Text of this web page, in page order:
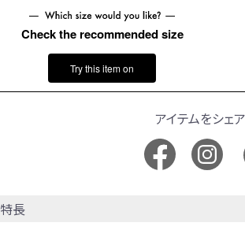
Check the recommended size
Try this item on
アイテムをシェ
特長